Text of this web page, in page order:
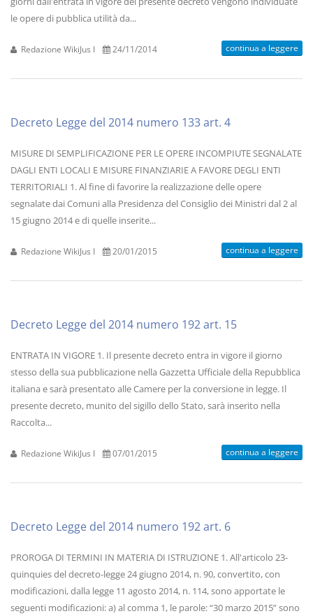
le opere di pubblica utilità da...
Redazione WikiJus I 24/11/2014 continua a leggere
Decreto Legge del 2014 numero 133 art. 4
MISURE DI SEMPLIFICAZIONE PER LE OPERE INCOMPIUTE SEGNALATE
DAGLI ENTI LOCALI E MISURE FINANZIARIE A FAVORE DEGLI ENTI
TERRITORIALI 1. Al fine di favorire la realizzazione delle opere
segnalate dai Comuni alla Presidenza del Consiglio dei Ministri dal 2 al
15 giugno 2014 e di quelle inserite...
Redazione WikiJus I 20/01/2015 continua a leggere
Decreto Legge del 2014 numero 192 art. 15
ENTRATA IN VIGORE 1. Il presente decreto entra in vigore il giorno
stesso della sua pubblicazione nella Gazzetta Ufficiale della Repubblica
italiana e sarà presentato alle Camere per la conversione in legge. Il
presente decreto, munito del sigillo dello Stato, sarà inserito nella
Raccolta...
Redazione WikiJus I 07/01/2015 continua a leggere
Decreto Legge del 2014 numero 192 art. 6
PROROGA DI TERMINI IN MATERIA DI ISTRUZIONE 1. All'articolo 23-
quinquies del decreto-legge 24 giugno 2014, n. 90, convertito, con
modificazioni, dalla legge 11 agosto 2014, n. 114, sono apportate le
seguenti modificazioni: a) al comma 1, le parole: “30 marzo 2015” sono